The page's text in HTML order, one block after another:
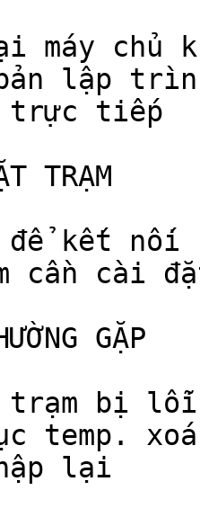
máy chủ
lập
trực tiếp
TRẠM
để kết nối
cần cài
GẶP
trạm bị
temp.
lại